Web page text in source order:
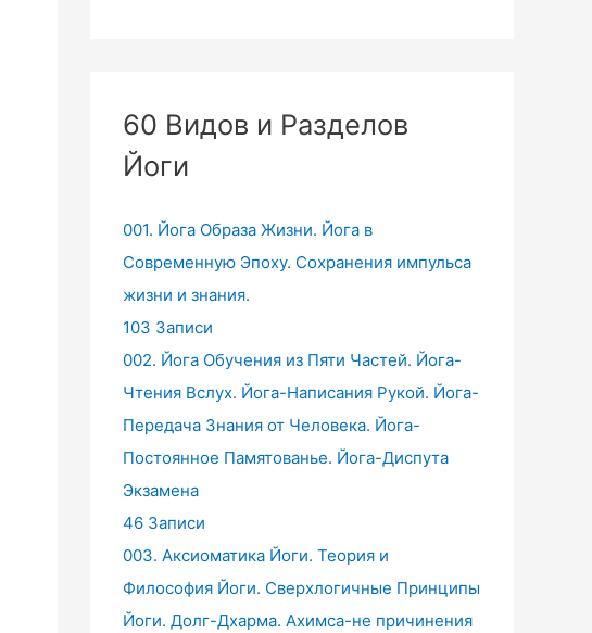
60 Видов и Разделов
Йоги
001. Йога Образа Жизни. Йога в
Современную Эпоху. Сохранения импульса
жизни и знания.
103 Записи
002. Йога Обучения из Пяти Частей. Йога-
Чтения Вслух. Йога-Написания Рукой. Йога-
Передача Знания от Человека. Йога-
Постоянное Памятованье. Йога-Диспута
Экзамена
46 Записи
003. Аксиоматика Йоги. Теория и
Философия Йоги. Сверхлогичные Принципы
Йоги. Долг-Дхарма. Ахимса-не причинения